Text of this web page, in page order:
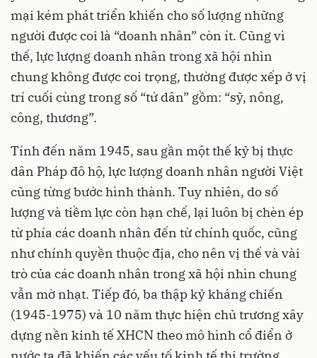
mại kém phát triển khiến cho số lượng những
người được coi là “doanh nhân” còn ít. Cũng vì
thế, lực lượng doanh nhân trong xã hội nhìn
chung không được coi trọng, thường được xếp ở vị
trí cuối cùng trong số “tứ dân” gồm: “sỹ, nông,
công, thương”.
Tính đến năm 1945, sau gần một thế kỷ bị thực
dân Pháp đô hộ, lực lượng doanh nhân người Việt
cũng từng bước hình thành. Tuy nhiên, do số
lượng và tiềm lực còn hạn chế, lại luôn bị chèn ép
từ phía các doanh nhân đến từ chính quốc, cũng
như chính quyền thuộc địa, cho nên vị thế và vài
trò của các doanh nhân trong xã hội nhìn chung
vẫn mờ nhạt. Tiếp đó, ba thập kỷ kháng chiến
(1945-1975) và 10 năm thực hiện chủ trương xây
dựng nền kinh tế XHCN theo mô hình cổ điển ở